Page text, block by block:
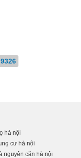
hà nội
cư hà nội
nguyên căn hà nội